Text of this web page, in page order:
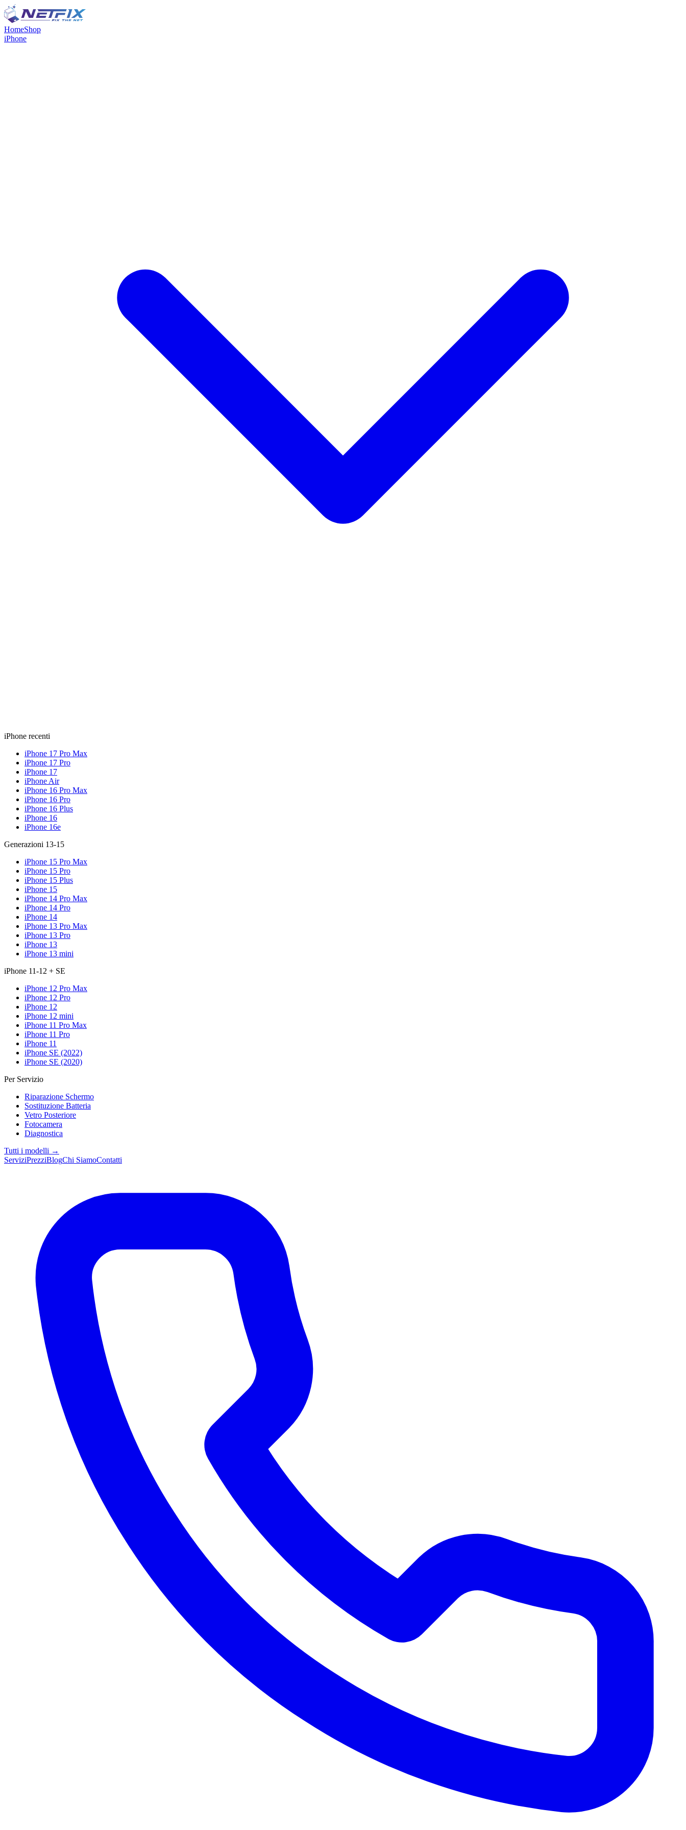
HomeShop
iPhone
iPhone recenti
iPhone 17 Pro Max
iPhone 17 Pro
iPhone 17
iPhone Air
iPhone 16 Pro Max
iPhone 16 Pro
iPhone 16 Plus
iPhone 16
iPhone 16e
Generazioni 13-15
iPhone 15 Pro Max
iPhone 15 Pro
iPhone 15 Plus
iPhone 15
iPhone 14 Pro Max
iPhone 14 Pro
iPhone 14
iPhone 13 Pro Max
iPhone 13 Pro
iPhone 13
iPhone 13 mini
iPhone 11-12 + SE
iPhone 12 Pro Max
iPhone 12 Pro
iPhone 12
iPhone 12 mini
iPhone 11 Pro Max
iPhone 11 Pro
iPhone 11
iPhone SE (2022)
iPhone SE (2020)
Per Servizio
Riparazione Schermo
Sostituzione Batteria
Vetro Posteriore
Fotocamera
Diagnostica
Tutti i modelli →
ServiziPrezziBlogChi SiamoContatti